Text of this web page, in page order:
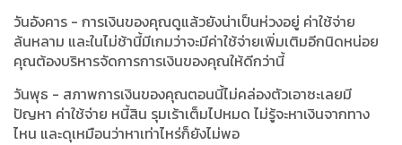
วันอังคาร - การเงินของคุณดูแล้วยังน่าเป็นห่วงอยู่ ค่าใช้จ่าย
ล้นหลาม และในไม่ช้านี้มีเกมว่าจะมีค่าใช้จ่ายเพิ่มเติมอีกนิดหน่อย
คุณต้องบริหารจัดการการเงินของคุณให้ดีกว่านี้
วันพุธ - สภาพการเงินของคุณตอนนี้ไม่คล่องตัวเอาซะเลยมี
ปัญหา ค่าใช้จ่าย หนี้สิน รุมเร้าเต็มไปหมด ไม่รู้จะหาเงินจากทาง
ไหน และดุเหมือนว่าหาเท่าไหร่ก็ยังไม่พอ